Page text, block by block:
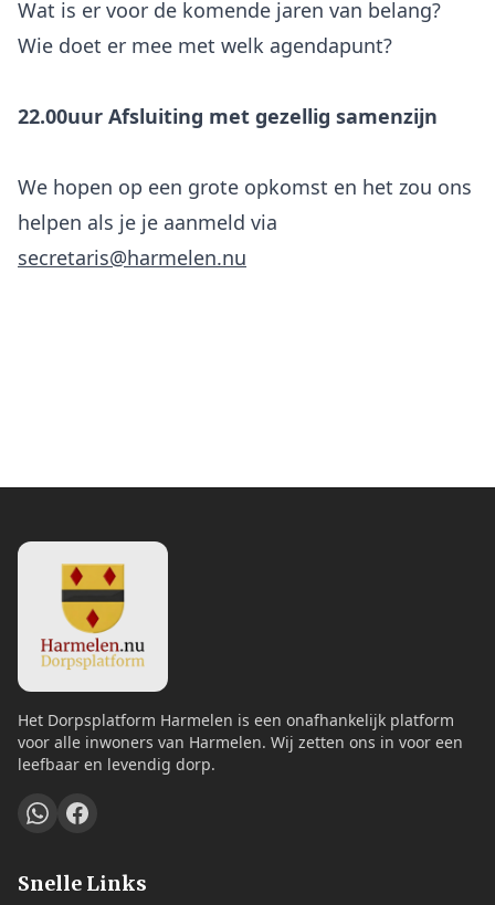
Wat is er voor de komende jaren van belang?
Wie doet er mee met welk agendapunt?
22.00uur Afsluiting met gezellig samenzijn
We hopen op een grote opkomst en het zou ons
helpen als je je aanmeld via
secretaris@harmelen.nu
Het Dorpsplatform Harmelen is een onafhankelijk platform
voor alle inwoners van Harmelen. Wij zetten ons in voor een
leefbaar en levendig dorp.
Snelle Links